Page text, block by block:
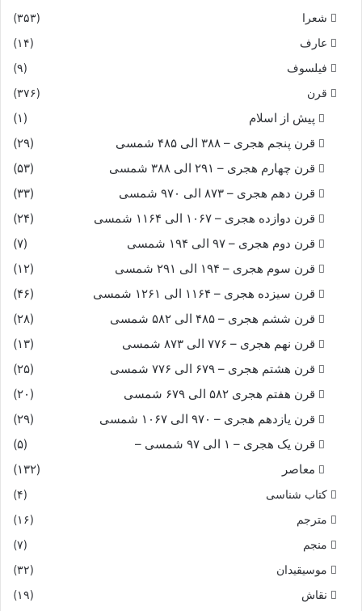
شعرا
(۳۵۳)
عارف
(۱۴)
فیلسوف
(۹)
قرن
(۳۷۶)
پیش از اسلام
(۱)
قرن پنجم هجری – ۳۸۸ الی ۴۸۵ شمسی
(۲۹)
قرن چهارم هجری – ۲۹۱ الی ۳۸۸ شمسی
(۵۳)
قرن دهم هجری – ۸۷۳ الی ۹۷۰ شمسی
(۳۳)
قرن دوازده هجری – ۱۰۶۷ الی ۱۱۶۴ شمسی
(۲۴)
قرن دوم هجری – ۹۷ الی ۱۹۴ شمسی
(۷)
قرن سوم هجری – ۱۹۴ الی ۲۹۱ شمسی
(۱۲)
قرن سیزده هجری – ۱۱۶۴ الی ۱۲۶۱ شمسی
(۴۶)
قرن ششم هجری – ۴۸۵ الی ۵۸۲ شمسی
(۲۸)
قرن نهم هجری – ۷۷۶ الی ۸۷۳ شمسی
(۱۳)
قرن هشتم هجری – ۶۷۹ الی ۷۷۶ شمسی
(۲۵)
قرن هفتم هجری ۵۸۲ الی ۶۷۹ شمسی
(۲۰)
قرن یازدهم هجری – ۹۷۰ الی ۱۰۶۷ شمسی
(۲۹)
قرن یک هجری – ۱ الی ۹۷ شمسی –
(۵)
معاصر
(۱۳۲)
کتاب شناسی
(۴)
مترجم
(۱۶)
منجم
(۷)
موسیقیدان
(۳۲)
نقاش
(۱۹)